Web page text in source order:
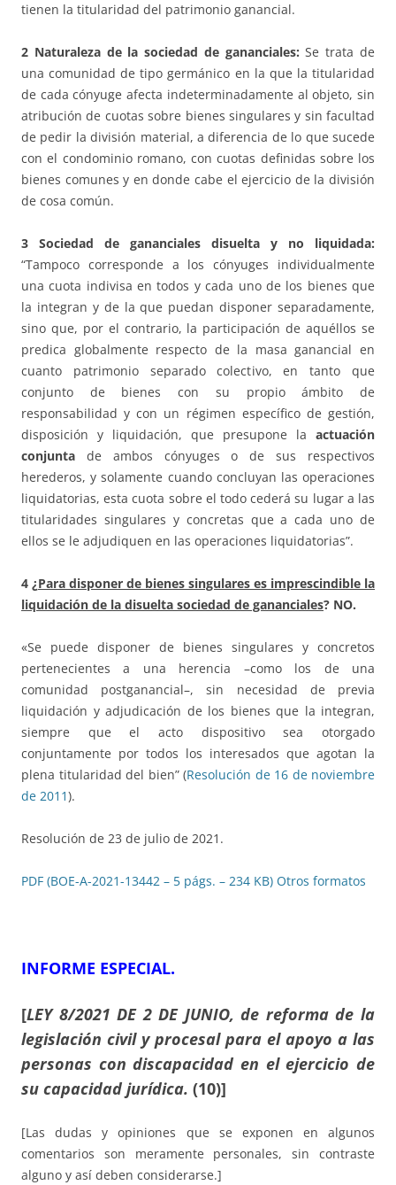
tienen la titularidad del patrimonio ganancial.
2 Naturaleza de la sociedad de gananciales: Se trata de
una comunidad de tipo germánico en la que la titularidad
de cada cónyuge afecta indeterminadamente al objeto, sin
atribución de cuotas sobre bienes singulares y sin facultad
de pedir la división material, a diferencia de lo que sucede
con el condominio romano, con cuotas definidas sobre los
bienes comunes y en donde cabe el ejercicio de la división
de cosa común.
3 Sociedad de gananciales disuelta y no liquidada:
“Tampoco corresponde a los cónyuges individualmente
una cuota indivisa en todos y cada uno de los bienes que
la integran y de la que puedan disponer separadamente,
sino que, por el contrario, la participación de aquéllos se
predica globalmente respecto de la masa ganancial en
cuanto patrimonio separado colectivo, en tanto que
conjunto de bienes con su propio ámbito de
responsabilidad y con un régimen específico de gestión,
disposición y liquidación, que presupone la actuación
conjunta de ambos cónyuges o de sus respectivos
herederos, y solamente cuando concluyan las operaciones
liquidatorias, esta cuota sobre el todo cederá su lugar a las
titularidades singulares y concretas que a cada uno de
ellos se le adjudiquen en las operaciones liquidatorias”.
4 ¿Para disponer de bienes singulares es imprescindible la
liquidación de la disuelta sociedad de gananciales? NO.
«Se puede disponer de bienes singulares y concretos
pertenecientes a una herencia –como los de una
comunidad postganancial–, sin necesidad de previa
liquidación y adjudicación de los bienes que la integran,
siempre que el acto dispositivo sea otorgado
conjuntamente por todos los interesados que agotan la
plena titularidad del bien” (Resolución de 16 de noviembre
de 2011).
Resolución de 23 de julio de 2021.
PDF (BOE-A-2021-13442 – 5 págs. – 234 KB) Otros formatos
INFORME ESPECIAL.
[LEY 8/2021 DE 2 DE JUNIO, de reforma de la
legislación civil y procesal para el apoyo a las
personas con discapacidad en el ejercicio de
su capacidad jurídica. (10)]
[Las dudas y opiniones que se exponen en algunos
comentarios son meramente personales, sin contraste
alguno y así deben considerarse.]